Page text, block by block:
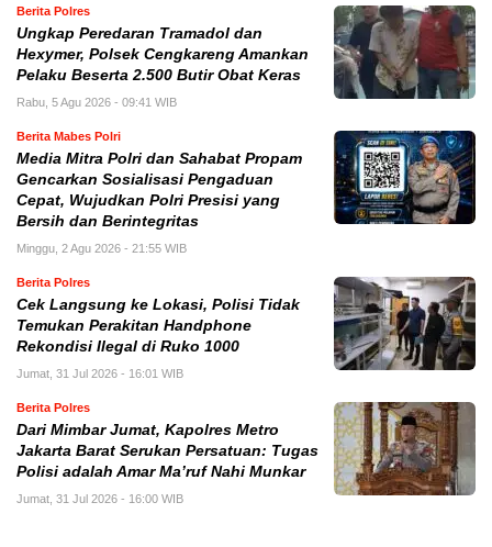
Berita Polres
Ungkap Peredaran Tramadol dan
Hexymer, Polsek Cengkareng Amankan
Pelaku Beserta 2.500 Butir Obat Keras
Rabu, 5 Agu 2026 - 09:41 WIB
Berita Mabes Polri
Media Mitra Polri dan Sahabat Propam
Gencarkan Sosialisasi Pengaduan
Cepat, Wujudkan Polri Presisi yang
Bersih dan Berintegritas
Minggu, 2 Agu 2026 - 21:55 WIB
Berita Polres
Cek Langsung ke Lokasi, Polisi Tidak
Temukan Perakitan Handphone
Rekondisi Ilegal di Ruko 1000
Jumat, 31 Jul 2026 - 16:01 WIB
Berita Polres
Dari Mimbar Jumat, Kapolres Metro
Jakarta Barat Serukan Persatuan: Tugas
Polisi adalah Amar Ma’ruf Nahi Munkar
Jumat, 31 Jul 2026 - 16:00 WIB